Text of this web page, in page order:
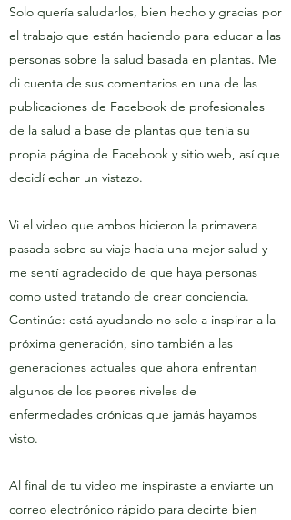
Solo quería saludarlos, bien hecho y gracias por
el trabajo que están haciendo para educar a las
personas sobre la salud basada en plantas. Me
di cuenta de sus comentarios en una de las
publicaciones de Facebook de profesionales
de la salud a base de plantas que tenía su
propia página de Facebook y sitio web, así que
decidí echar un vistazo.
Vi el video que ambos hicieron la primavera
pasada sobre su viaje hacia una mejor salud y
me sentí agradecido de que haya personas
como usted tratando de crear conciencia.
Continúe: está ayudando no solo a inspirar a la
próxima generación, sino también a las
generaciones actuales que ahora enfrentan
algunos de los peores niveles de
enfermedades crónicas que jamás hayamos
visto.
Al final de tu video me inspiraste a enviarte un
correo electrónico rápido para decirte bien